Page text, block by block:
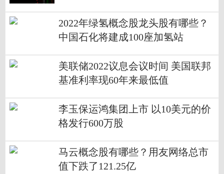
2022年绿氢概念股龙头股有哪些？
中国石化将建成100座加氢站
美联储2022议息会议时间 美国联邦
基准利率现60年来最低值
李玉保运鸿集团上市 以10美元的价
格发行600万股
马云概念股有哪些？用友网络总市
值下跌了121.25亿